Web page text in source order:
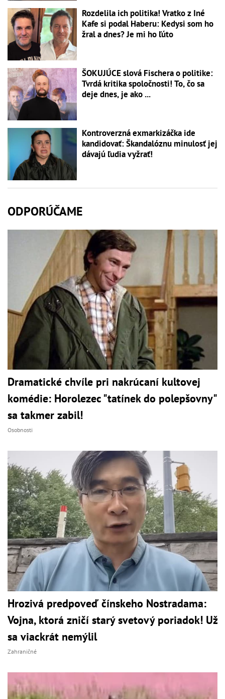
Rozdelila ich politika! Vratko z Iné
Kafe si podal Haberu: Kedysi som ho
žral a dnes? Je mi ho ľúto
ŠOKUJÚCE slová Fischera o politike:
Tvrdá kritika spoločnosti! To, čo sa
deje dnes, je ako ...
Kontroverzná exmarkizáčka ide
kandidovať: Škandalóznu minulosť jej
dávajú ľudia vyžrať!
ODPORÚČAME
Dramatické chvíle pri nakrúcaní kultovej
komédie: Horolezec "tatínek do polepšovny"
sa takmer zabil!
Osobnosti
Hrozivá predpoveď čínskeho Nostradama:
Vojna, ktorá zničí starý svetový poriadok! Už
sa viackrát nemýlil
Zahraničné